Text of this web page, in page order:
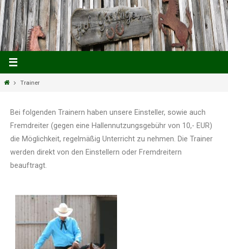
Trainer
Bei folgenden Trainern haben unsere Einsteller, sowie auch
Fremdreiter (gegen eine Hallennutzungsgebühr von 10,- EUR)
die Möglichkeit, regelmäßig Unterricht zu nehmen. Die Trainer
werden direkt von den Einstellern oder Fremdreitern
beauftragt.